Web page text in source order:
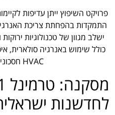
פרויקט השיפוץ ייתן עדיפות
התמקדות בהפחתת צריכת
ישלב מגוון של טכנולוגיות
כולל שימוש באנרגיה סולארית,
HVAC חסכוניות באנרגיה.
לחדשנות